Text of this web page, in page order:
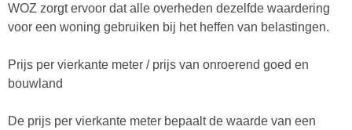
WOZ zorgt ervoor dat alle overheden dezelfde waardering
voor een woning gebruiken bij het heffen van belastingen.
Prijs per vierkante meter / prijs van onroerend goed en
bouwland
De prijs per vierkante meter bepaalt de waarde van een